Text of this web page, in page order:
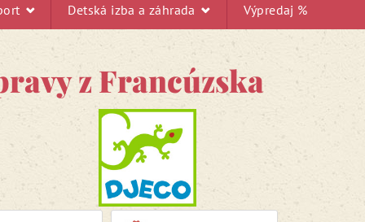
Detská izba a záhrada Výpredaj %
z Francúzska